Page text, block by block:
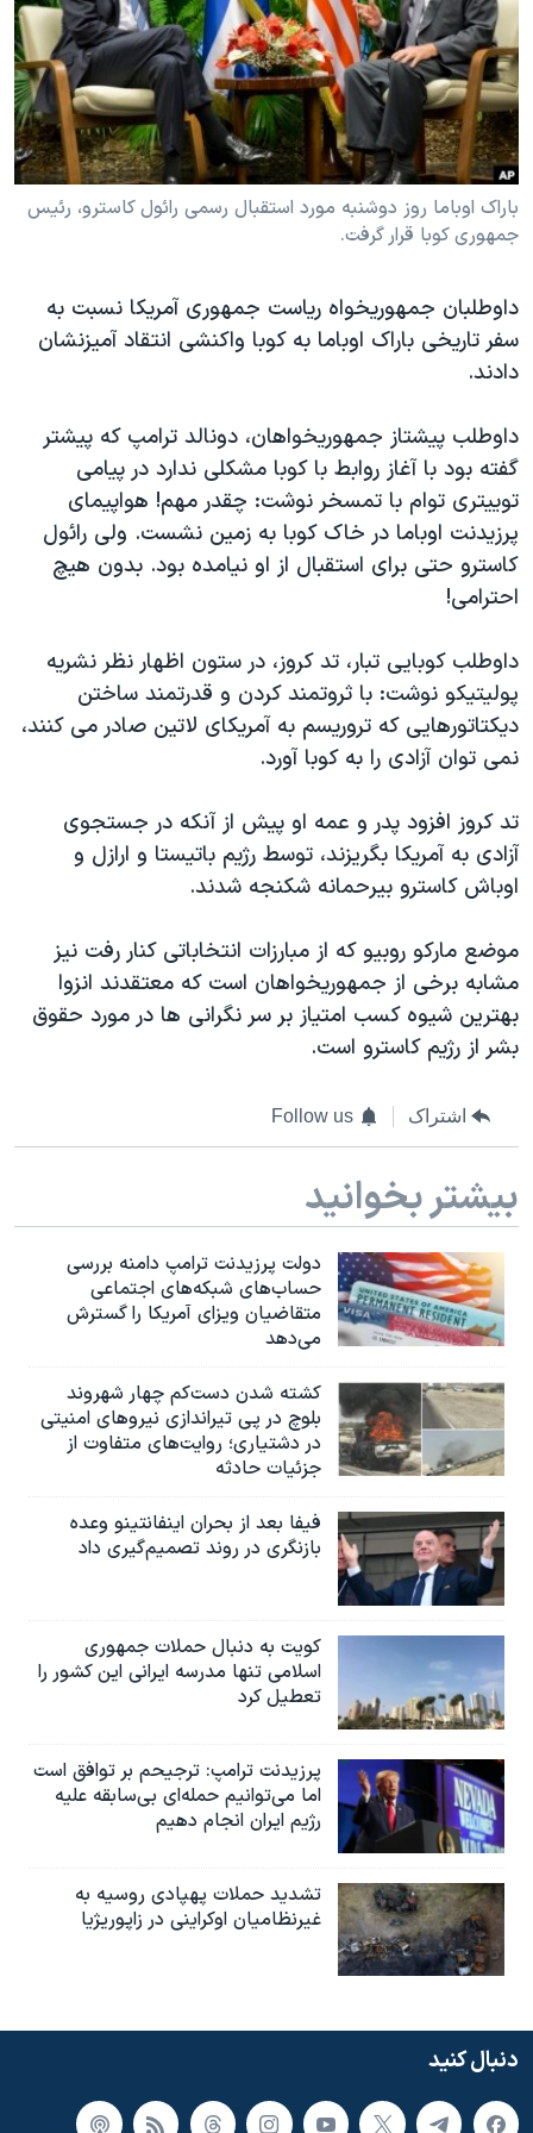
فرهنگ و زندگی
حقوق شهروندی
اقتصادی
علم و فناوری
گالری عکس
مستندها
انتخابات ریاست جمهوری آمریکا ۲۰۲۴
حمله جمهوری اسلامی به اسرائیل
رمز مهسا
اعتراضات زن، زندگی، آزادی
تریبونال مردمی آبان ۹۸
دادگاه حمید نوری
قانون شفافیت دارائی کادر رهبری ایران
اعتراضات مردمی آبان ۹۸
اسرائیل در جنگ
نرگس محمدی برنده جایزه نوبل صلح
صفحه‌های ویژه
سفر پرزیدنت ترامپ به چین
دنبال کنید
زبانهای مختلف
باراک اوباما روز دوشنبه مورد استقبال رسمی رائول کاسترو، رئیس
جمهوری کوبا قرار گرفت.
داوطلبان جمهوریخواه ریاست جمهوری آمریکا نسبت به
سفر تاریخی باراک اوباما به کوبا واکنشی انتقاد آمیزنشان
دادند.
داوطلب پیشتاز جمهوریخواهان، دونالد ترامپ که پیشتر
گفته بود با آغاز روابط با کوبا مشکلی ندارد در پیامی
توییتری توام با تمسخر نوشت: چقدر مهم! هواپیمای
پرزیدنت اوباما در خاک کوبا به زمین نشست. ولی رائول
کاسترو حتی برای استقبال از او نیامده بود. بدون هیچ
احترامی!
داوطلب کوبایی تبار، تد کروز، در ستون اظهار نظر نشریه
پولیتیکو نوشت: با ثروتمند کردن و قدرتمند ساختن
دیکتاتورهایی که تروریسم به آمریکای لاتین صادر می کنند،
نمی توان آزادی را به کوبا آورد.
تد کروز افزود پدر و عمه او پیش از آنکه در جستجوی
آزادی به آمریکا بگریزند، توسط رژیم باتیستا و ارازل و
اوباش کاسترو بیرحمانه شکنجه شدند.
موضع مارکو روبیو که از مبارزات انتخاباتی کنار رفت نیز
مشابه برخی از جمهوریخواهان است که معتقدند انزوا
بهترین شیوه کسب امتیاز بر سر نگرانی ها در مورد حقوق
بشر از رژیم کاسترو است.
اشتراک Follow us
بیشتر بخوانید
دولت پرزیدنت ترامپ دامنه بررسی
حساب‌های شبکه‌های اجتماعی
متقاضیان ویزای آمریکا را گسترش
می‌دهد
کشته شدن دست‌کم چهار شهروند
بلوچ در پی تیراندازی نیروهای امنیتی
در دشتیاری؛ روایت‌های متفاوت از
جزئیات حادثه
فیفا بعد از بحران اینفانتینو وعده
بازنگری در روند تصمیم‌گیری داد
کویت به دنبال حملات جمهوری
اسلامی تنها مدرسه ایرانی این کشور را
تعطیل کرد
پرزیدنت ترامپ: ترجیحم بر توافق است
اما می‌توانیم حمله‌ای بی‌سابقه علیه
رژیم ایران انجام دهیم
تشدید حملات پهپادی روسیه به
غیرنظامیان اوکراینی در زاپوریژیا
دنبال کنید